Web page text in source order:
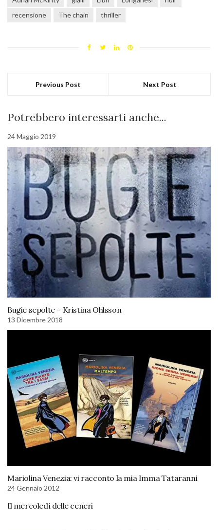
recensione
The chain thriller
Previous Post Next Post
Potrebbero interessarti anche...
24 Maggio 2019
Bugie sepolte – Kristina Ohlsson
13 Dicembre 2018
Mariolina Venezia: vi racconto la mia Imma Tataranni
24 Gennaio 2012
Il mercoledì delle ceneri